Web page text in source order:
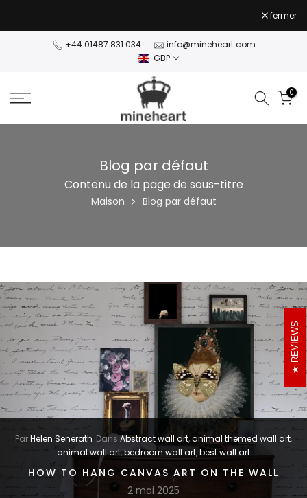
au
NaN jours NaN:NaN:NaN
NaN jours NaN:NaN:NaN
fermer
+44 01487 831 034
info@mineheart.com
GBP
0
Blog par défaut
Contenu de la page de sous-titre
Maison Blog par défaut
ParHelen Senerath Dans Abstract wall art,animal themed wall art,
animal wall art,bedroom wall art,best wall art
HOW TO HANG CANVAS ART ON THE WALL
2 mai 2025
REVIEWS